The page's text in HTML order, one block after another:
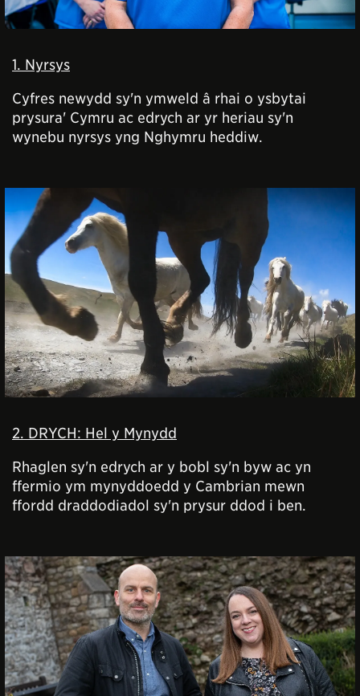
1. Nyrsys
Cyfres newydd sy'n ymweld â rhai o ysbytai
prysura' Cymru ac edrych ar yr heriau sy'n
wynebu nyrsys yng Nghymru heddiw.
2. DRYCH: Hel y Mynydd
Rhaglen sy'n edrych ar y bobl sy'n byw ac yn
ffermio ym mynyddoedd y Cambrian mewn
ffordd draddodiadol sy'n prysur ddod i ben.